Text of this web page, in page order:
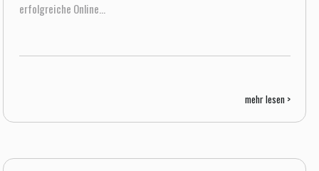
erfolgreiche Online...
mehr lesen >